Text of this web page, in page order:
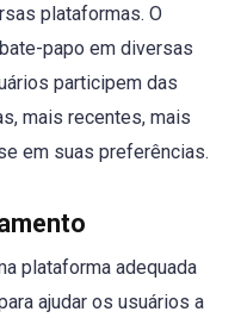
plataformas. O
papo em diversas
participem das
mais recentes, mais
em suas preferências.
plataforma adequada
ajudar os usuários a